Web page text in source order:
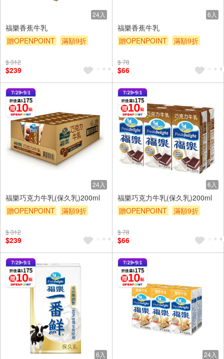
24入
福樂香蕉牛乳
贈OPENPOINT
滿額9折
$ 312
$239
6入
福樂香蕉牛乳
贈OPENPOINT
滿額9折
$ 78
$66
24入
福樂巧克力牛乳(保久乳)200ml
贈OPENPOINT
滿額9折
$ 312
$239
6入
福樂巧克力牛乳(保久乳)200ml
贈OPENPOINT
滿額9折
$ 78
$66
6入 24入